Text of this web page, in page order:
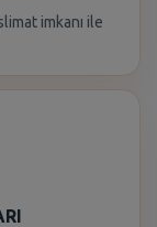
imkanı ile